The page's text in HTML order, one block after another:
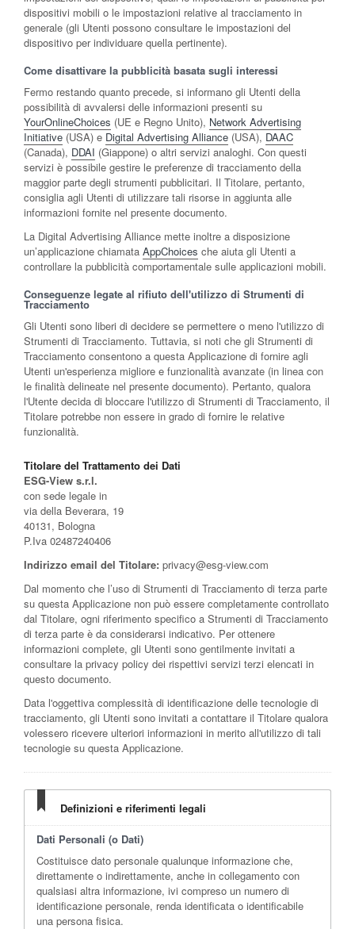
dispositivi mobili o le impostazioni relative al tracciamento in
generale (gli Utenti possono consultare le impostazioni del
dispositivo per individuare quella pertinente).
Come disattivare la pubblicità basata sugli interessi
Fermo restando quanto precede, si informano gli Utenti della
possibilità di avvalersi delle informazioni presenti su
YourOnlineChoices (UE e Regno Unito), Network Advertising
Initiative (USA) e Digital Advertising Alliance (USA), DAAC
(Canada), DDAI (Giappone) o altri servizi analoghi. Con questi
servizi è possibile gestire le preferenze di tracciamento della
maggior parte degli strumenti pubblicitari. Il Titolare, pertanto,
consiglia agli Utenti di utilizzare tali risorse in aggiunta alle
informazioni fornite nel presente documento.
La Digital Advertising Alliance mette inoltre a disposizione
un’applicazione chiamata AppChoices che aiuta gli Utenti a
controllare la pubblicità comportamentale sulle applicazioni mobili.
Conseguenze legate al rifiuto dell'utilizzo di Strumenti di
Tracciamento
Gli Utenti sono liberi di decidere se permettere o meno l'utilizzo di
Strumenti di Tracciamento. Tuttavia, si noti che gli Strumenti di
Tracciamento consentono a questa Applicazione di fornire agli
Utenti un'esperienza migliore e funzionalità avanzate (in linea con
le finalità delineate nel presente documento). Pertanto, qualora
l'Utente decida di bloccare l'utilizzo di Strumenti di Tracciamento, il
Titolare potrebbe non essere in grado di fornire le relative
funzionalità.
Titolare del Trattamento dei Dati
ESG-View s.r.l.
con sede legale in
via della Beverara, 19
40131, Bologna
P.Iva 02487240406
Indirizzo email del Titolare: privacy@esg-view.com
Dal momento che l’uso di Strumenti di Tracciamento di terza parte
su questa Applicazione non può essere completamente controllato
dal Titolare, ogni riferimento specifico a Strumenti di Tracciamento
di terza parte è da considerarsi indicativo. Per ottenere
informazioni complete, gli Utenti sono gentilmente invitati a
consultare la privacy policy dei rispettivi servizi terzi elencati in
questo documento.
Data l'oggettiva complessità di identificazione delle tecnologie di
tracciamento, gli Utenti sono invitati a contattare il Titolare qualora
volessero ricevere ulteriori informazioni in merito all'utilizzo di tali
tecnologie su questa Applicazione.
Definizioni e riferimenti legali
Dati Personali (o Dati)
Costituisce dato personale qualunque informazione che,
direttamente o indirettamente, anche in collegamento con
qualsiasi altra informazione, ivi compreso un numero di
identificazione personale, renda identificata o identificabile
una persona fisica.